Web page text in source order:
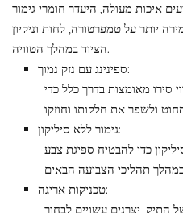
איכות מעולה, היעדר חומרי גימור
יותר על טמפרטורה, לחות וניקיון
הציוד במהלך הטוויה.
ספינינג עם נזק נמוך:
סירו מאומצות בדרך כלל כדי
גימור ללא סיליקון:
כדי להבטיח ספיגת צבע
טכניקות אריגה:
התיק, יצרנים עשויים לבחור